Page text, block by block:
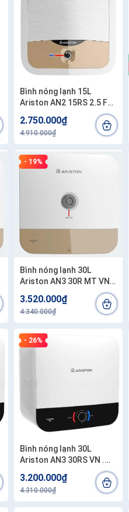
Bình nóng lạnh 15L
Ariston AN2 15RS 2.5 FE-
2.750.000₫
4.910.000₫
- 19%
Bình nóng lạnh 30L
Ariston AN3 30R MT VN .
Công lắp 200.000/1 bình
3.520.000₫
4.340.000₫
- 26%
Bình nóng lạnh 30L
Ariston AN3 30RS VN .
Công lắp đặt 200.000/1
bình
3.200.000₫
4.310.000₫